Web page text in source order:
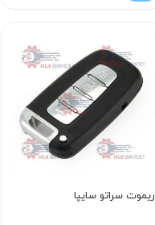
ریموت سراتو سایپا